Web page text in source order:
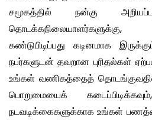
சமூகத்தில் நன்கு
கண்டுபிடிப்பது கடினமாக
நபர்களுடன் தவறான புரிதல்கள்
உங்கள் வணிகத்தைத்
பொறுமையைக்
நடவடிக்கைகளுக்காக உங்கள்